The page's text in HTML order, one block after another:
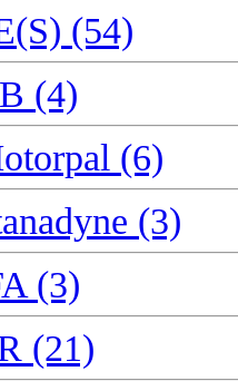
(54)
(4)
(6)
(3)
(3)
(21)